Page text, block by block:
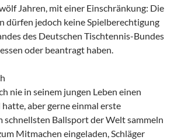
Jahren, mit einer Einschränkung: Die
dürfen jedoch keine Spielberechtigung
des Deutschen Tischtennis-Bundes
oder beantragt haben.
nie in seinem jungen Leben einen
aber gerne einmal erste
schnellsten Ballsport der Welt sammeln
Mitmachen eingeladen, Schläger